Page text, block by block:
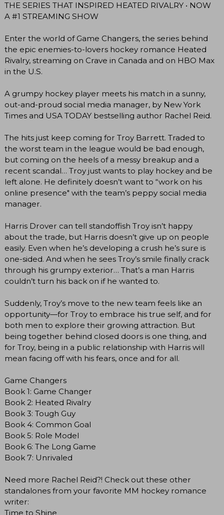
THE SERIES THAT INSPIRED HEATED RIVALRY • NOW
A #1 STREAMING SHOW
Enter the world of Game Changers, the series behind
the epic enemies-to-lovers hockey romance Heated
Rivalry, streaming on Crave in Canada and on HBO Max
in the U.S.
A grumpy hockey player meets his match in a sunny,
out-and-proud social media manager, by New York
Times and USA TODAY bestselling author Rachel Reid.
The hits just keep coming for Troy Barrett. Traded to
the worst team in the league would be bad enough,
but coming on the heels of a messy breakup and a
recent scandal… Troy just wants to play hockey and be
left alone. He definitely doesn’t want to “work on his
online presence" with the team’s peppy social media
manager.
Harris Drover can tell standoffish Troy isn’t happy
about the trade, but Harris doesn’t give up on people
easily. Even when he’s developing a crush he’s sure is
one-sided. And when he sees Troy’s smile finally crack
through his grumpy exterior… That’s a man Harris
couldn’t turn his back on if he wanted to.
Suddenly, Troy’s move to the new team feels like an
opportunity—for Troy to embrace his true self, and for
both men to explore their growing attraction. But
being together behind closed doors is one thing, and
for Troy, being in a public relationship with Harris will
mean facing off with his fears, once and for all.
Game Changers
Book 1: Game Changer
Book 2: Heated Rivalry
Book 3: Tough Guy
Book 4: Common Goal
Book 5: Role Model
Book 6: The Long Game
Book 7: Unrivaled
Need more Rachel Reid?! Check out these other
standalones from your favorite MM hockey romance
writer:
Time to Shine